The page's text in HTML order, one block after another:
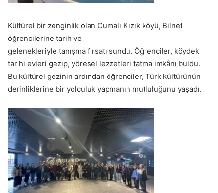
Kültürel bir zenginlik olan Cumalı Kızık köyü, Bilnet
öğrencilerine tarih ve
gelenekleriyle tanışma fırsatı sundu. Öğrenciler, köydeki
tarihi evleri gezip, yöresel lezzetleri tatma imkânı buldu.
Bu kültürel gezinin ardından öğrenciler, Türk kültürünün
derinliklerine bir yolculuk yapmanın mutluluğunu yaşadı.